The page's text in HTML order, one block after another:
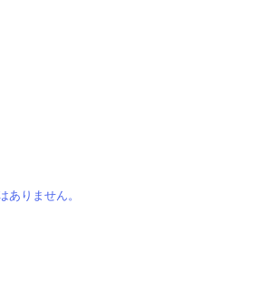
りません。